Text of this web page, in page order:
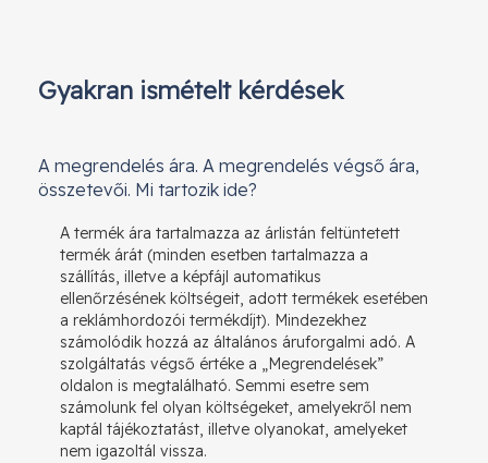
Gyakran ismételt kérdések
A megrendelés ára. A megrendelés végső ára,
összetevői. Mi tartozik ide?
A termék ára tartalmazza az árlistán feltüntetett
termék árát (minden esetben tartalmazza a
szállítás, illetve a képfájl automatikus
ellenőrzésének költségeit, adott termékek esetében
a reklámhordozói termékdíjt). Mindezekhez
számolódik hozzá az általános áruforgalmi adó. A
szolgáltatás végső értéke a „Megrendelések”
oldalon is megtalálható. Semmi esetre sem
számolunk fel olyan költségeket, amelyekről nem
kaptál tájékoztatást, illetve olyanokat, amelyeket
nem igazoltál vissza.